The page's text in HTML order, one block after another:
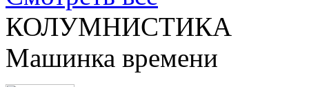
КОЛУМНИСТИКА
Машинка времени